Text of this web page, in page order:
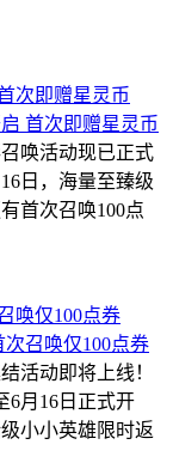
首次即赠星灵币
唤活动现已正式
日，海量至臻级
首次召唤100点
召唤仅100点券
活动即将上线！
6月16日正式开
小小英雄限时返